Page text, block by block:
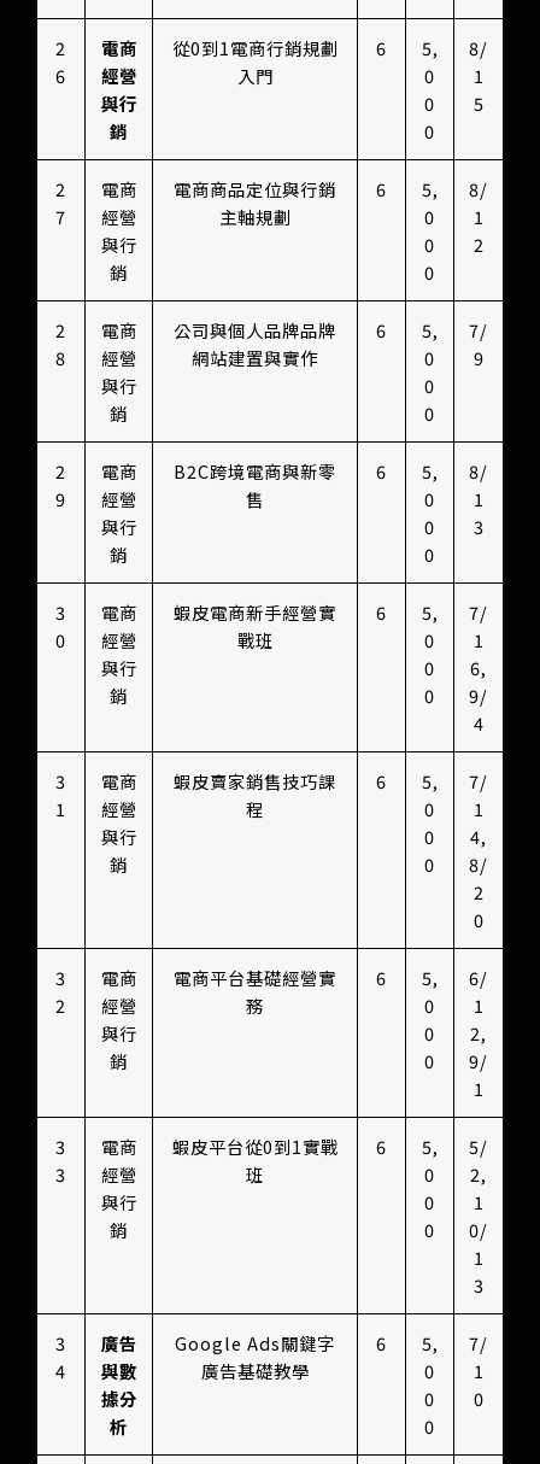
2
6
電商
經營
與行
銷
從0到1電商行銷規劃
入門
6
5,
0
0
0
8/
1
5
2
7
電商
經營
與行
銷
電商商品定位與行銷
主軸規劃
6
5,
0
0
0
8/
1
2
2
8
電商
經營
與行
銷
公司與個人品牌品牌
網站建置與實作
6
5,
0
0
0
7/
9
2
9
電商
經營
與行
銷
B2C跨境電商與新零
售
6
5,
0
0
0
8/
1
3
3
0
電商
經營
與行
銷
蝦皮電商新手經營實
戰班
6
5,
0
0
0
7/
1
6,
9/
4
3
1
電商
經營
與行
銷
蝦皮賣家銷售技巧課
程
6
5,
0
0
0
7/
1
4,
8/
2
0
3
2
電商
經營
與行
銷
電商平台基礎經營實
務
6
5,
0
0
0
6/
1
2,
9/
1
3
3
電商
經營
與行
銷
蝦皮平台從0到1實戰
班
6
5,
0
0
0
5/
2,
1
0/
1
3
3
4
廣告
與數
據分
析
Google Ads關鍵字
廣告基礎教學
6
5,
0
0
0
7/
1
0